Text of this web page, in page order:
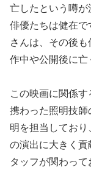
亡したという噂が
俳優たちは健在
さんは、その後
作中や公開後に亡
この映画に関係
携わった照明技師
明を担当してお
の演出に大きく貢
タッフが関わっ